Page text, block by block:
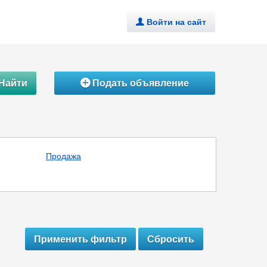
. Войти на сайт
ÁПодать объявление
Продажа